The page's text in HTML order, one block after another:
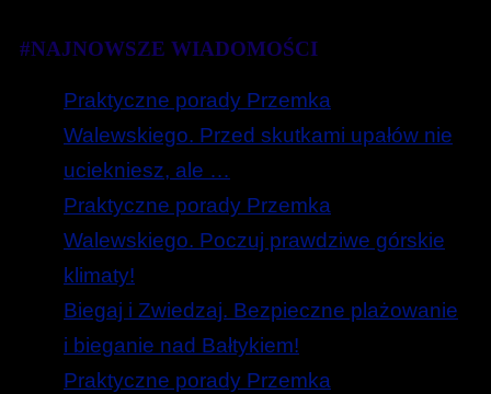
#NAJNOWSZE WIADOMOŚCI
Praktyczne porady Przemka
Walewskiego. Przed skutkami upałów nie
uciekniesz, ale …
Praktyczne porady Przemka
Walewskiego. Poczuj prawdziwe górskie
klimaty!
Biegaj i Zwiedzaj. Bezpieczne plażowanie
i bieganie nad Bałtykiem!
Praktyczne porady Przemka